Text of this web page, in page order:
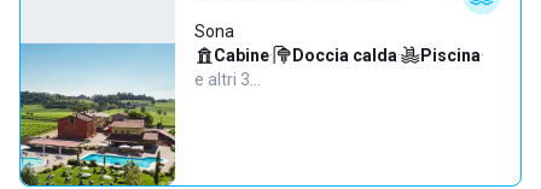
Sona
Cabine· Doccia calda· Piscina·
e altri 3…